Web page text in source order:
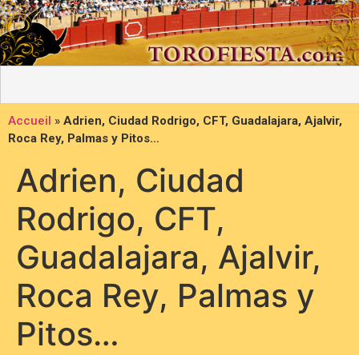
Accueil » Adrien, Ciudad Rodrigo, CFT, Guadalajara, Ajalvir,
Roca Rey, Palmas y Pitos…
Adrien, Ciudad
Rodrigo, CFT,
Guadalajara, Ajalvir,
Roca Rey, Palmas y
Pitos…